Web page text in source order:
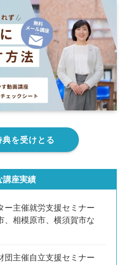
を受けとる
講座実績
ー主催就労支援セミナー
、相模原市、横須賀市な
団主催自立支援セミナー